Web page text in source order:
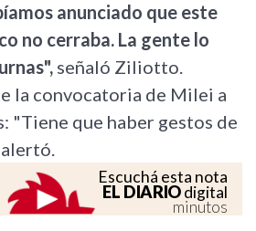
anunciado que este
no cerraba. La gente lo
señaló Ziliotto.
la convocatoria de Milei a
"Tiene que haber gestos de
Escuchá esta nota
EL DIARIOdigital
minutos